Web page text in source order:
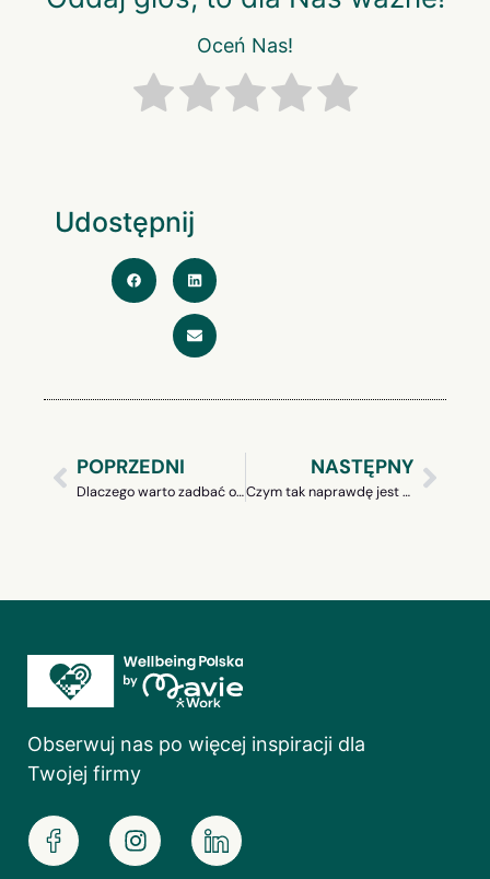
Oceń Nas!
Udostępnij
POPRZEDNI
Dlaczego warto zadbać o wellbeing pracowników w czasie pandemii?
NASTĘPNY
Czym tak naprawdę jest szczęście?
Obserwuj nas po więcej inspiracji dla
Twojej firmy